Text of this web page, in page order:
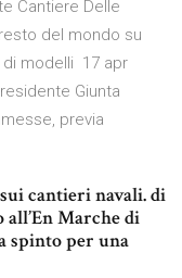
Cantiere Delle
del mondo su
modelli 17 apr
Giunta
previa
cantieri navali. di
Marche di
spinto per una